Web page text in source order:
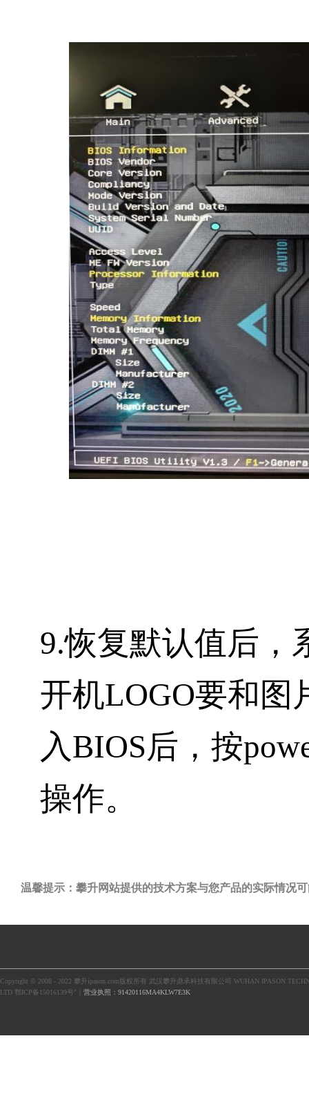
9.恢复默认值后，
开机LOGO要和图
入BIOS后，按
操作。
温馨提示：攀升网站提供的技术方案与您产品的实际情况
Copyright © 2008 - 2022 攀升ipason.com版权所有 武汉攀升鼎承科技有限公司 WUHAN IPASON
LTD 鄂ICP备15016139号"｜ 营业执照：91420116MA4KLW7E3K